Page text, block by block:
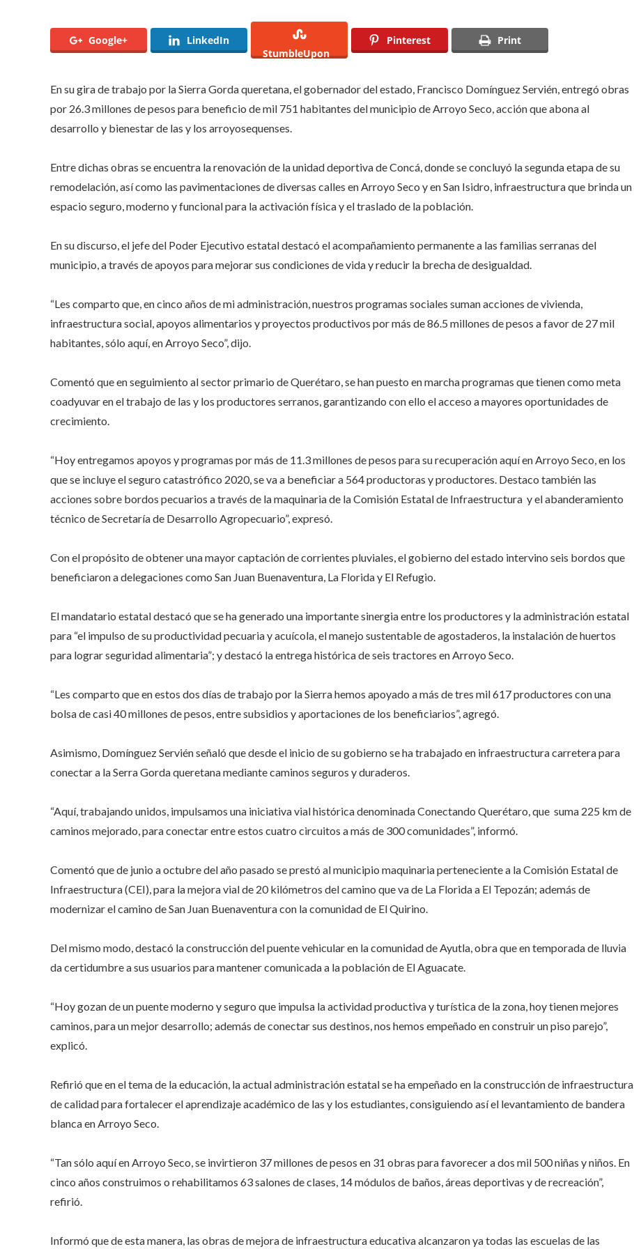
Google+
LinkedIn
StumbleUpon
Pinterest Print
En su gira de trabajo por la Sierra Gorda queretana, el gobernador del estado, Francisco Domínguez Servién, entregó obras
por 26.3 millones de pesos para beneficio de mil 751 habitantes del municipio de Arroyo Seco, acción que abona al
desarrollo y bienestar de las y los arroyosequenses.
Entre dichas obras se encuentra la renovación de la unidad deportiva de Concá, donde se concluyó la segunda etapa de su
remodelación, así como las pavimentaciones de diversas calles en Arroyo Seco y en San Isidro, infraestructura que brinda un
espacio seguro, moderno y funcional para la activación física y el traslado de la población.
En su discurso, el jefe del Poder Ejecutivo estatal destacó el acompañamiento permanente a las familias serranas del
municipio, a través de apoyos para mejorar sus condiciones de vida y reducir la brecha de desigualdad.
“Les comparto que, en cinco años de mi administración, nuestros programas sociales suman acciones de vivienda,
infraestructura social, apoyos alimentarios y proyectos productivos por más de 86.5 millones de pesos a favor de 27 mil
habitantes, sólo aquí, en Arroyo Seco”, dijo.
Comentó que en seguimiento al sector primario de Querétaro, se han puesto en marcha programas que tienen como meta
coadyuvar en el trabajo de las y los productores serranos, garantizando con ello el acceso a mayores oportunidades de
crecimiento.
“Hoy entregamos apoyos y programas por más de 11.3 millones de pesos para su recuperación aquí en Arroyo Seco, en los
que se incluye el seguro catastrófico 2020, se va a beneficiar a 564 productoras y productores. Destaco también las
acciones sobre bordos pecuarios a través de la maquinaria de la Comisión Estatal de Infraestructura y el abanderamiento
técnico de Secretaría de Desarrollo Agropecuario”, expresó.
Con el propósito de obtener una mayor captación de corrientes pluviales, el gobierno del estado intervino seis bordos que
beneficiaron a delegaciones como San Juan Buenaventura, La Florida y El Refugio.
El mandatario estatal destacó que se ha generado una importante sinergia entre los productores y la administración estatal
para “el impulso de su productividad pecuaria y acuícola, el manejo sustentable de agostaderos, la instalación de huertos
para lograr seguridad alimentaria”; y destacó la entrega histórica de seis tractores en Arroyo Seco.
“Les comparto que en estos dos días de trabajo por la Sierra hemos apoyado a más de tres mil 617 productores con una
bolsa de casi 40 millones de pesos, entre subsidios y aportaciones de los beneficiarios”, agregó.
Asimismo, Domínguez Servién señaló que desde el inicio de su gobierno se ha trabajado en infraestructura carretera para
conectar a la Serra Gorda queretana mediante caminos seguros y duraderos.
“Aquí, trabajando unidos, impulsamos una iniciativa vial histórica denominada Conectando Querétaro, que suma 225 km de
caminos mejorado, para conectar entre estos cuatro circuitos a más de 300 comunidades”, informó.
Comentó que de junio a octubre del año pasado se prestó al municipio maquinaria perteneciente a la Comisión Estatal de
Infraestructura (CEI), para la mejora vial de 20 kilómetros del camino que va de La Florida a El Tepozán; además de
modernizar el camino de San Juan Buenaventura con la comunidad de El Quirino.
Del mismo modo, destacó la construcción del puente vehicular en la comunidad de Ayutla, obra que en temporada de lluvia
da certidumbre a sus usuarios para mantener comunicada a la población de El Aguacate.
“Hoy gozan de un puente moderno y seguro que impulsa la actividad productiva y turística de la zona, hoy tienen mejores
caminos, para un mejor desarrollo; además de conectar sus destinos, nos hemos empeñado en construir un piso parejo”,
explicó.
Refirió que en el tema de la educación, la actual administración estatal se ha empeñado en la construcción de infraestructura
de calidad para fortalecer el aprendizaje académico de las y los estudiantes, consiguiendo así el levantamiento de bandera
blanca en Arroyo Seco.
“Tan sólo aquí en Arroyo Seco, se invirtieron 37 millones de pesos en 31 obras para favorecer a dos mil 500 niñas y niños. En
cinco años construimos o rehabilitamos 63 salones de clases, 14 módulos de baños, áreas deportivas y de recreación”,
refirió.
Informó que de esta manera, las obras de mejora de infraestructura educativa alcanzaron ya todas las escuelas de las